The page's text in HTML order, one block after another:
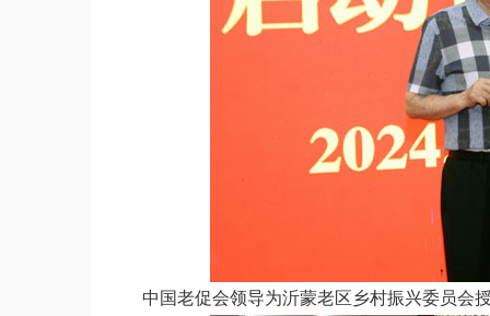
中国老促会领导为沂蒙老区乡村振兴委员会